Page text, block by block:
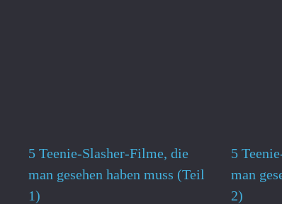
5 Teenie-Slasher-Filme, die
man gesehen haben muss (Teil
1)
5
man
2)